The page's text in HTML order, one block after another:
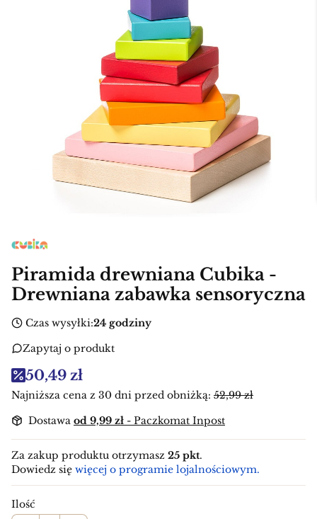
Piramida drewniana Cubika -
Drewniana zabawka sensoryczna
Czas wysyłki:24 godziny
Zapytaj o produkt
50,49 zł
Najniższa cena z 30 dni przed obniżką: 52,99 zł
Dostawa od 9,99 zł - Paczkomat Inpost
Za zakup produktu otrzymasz 25 pkt.
Dowiedz się więcej o programie lojalnościowym.
Ilość